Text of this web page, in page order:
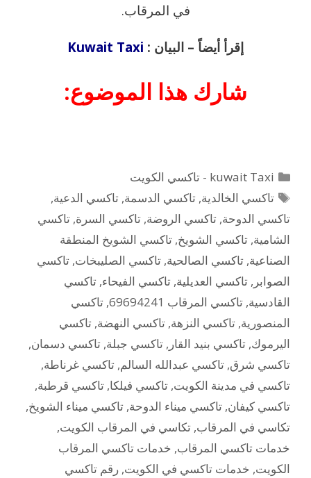
في المرقاب.
إقرأ أيضاً – البيان : Kuwait Taxi
شارك هذا الموضوع:
التصنيفات
kuwait Taxi - تاكسي الكويت
الوسوم
تاكسي الخالدية,تاكسي الدسمة,تاكسي الدعية,
تاكسي الدوحة, تاكسي الروضة, تاكسي السرة, تاكسي
الشامية, تاكسي الشويخ, تاكسي الشويخ المنطقة
الصناعية, تاكسي الصالحية, تاكسي الصليبخات, تاكسي
الصوابر , تاكسي العديلية, تاكسي الفيحاء, تاكسي
القادسية, تاكسي المرقاب 69694241 , تاكسي
المنصورية, تاكسي النزهة, تاكسي النهضة, تاكسي
اليرموك, تاكسي بنيد القار , تاكسي جبلة, تاكسي دسمان,
تاكسي شرق, تاكسي عبدالله السالم, تاكسي غرناطة,
تاكسي في مدينة الكويت, تاكسي فيلكا, تاكسي قرطبة,
تاكسي كيفان, تاكسي ميناء الدوحة, تاكسي ميناء الشويخ,
تكاسي في المرقاب, تكاسي في المرقاب الكويت,
خدمات تاكسي المرقاب, خدمات تاكسي المرقاب
الكويت, خدمات تاكسي في الكويت, رقم تاكسي